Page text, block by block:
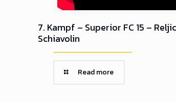
7. Kampf – Superior FC 15 –
Schiavolin
Read more